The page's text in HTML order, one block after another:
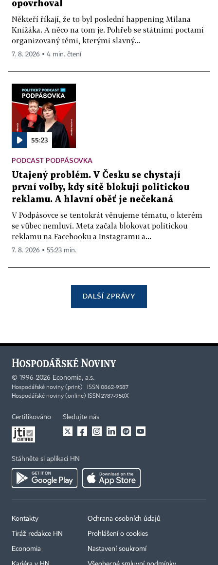
opovrhoval
Někteří říkají, že to byl poslední happening Milana
Knížáka. A něco na tom je. Pohřeb se státními poctami
organizovaný těmi, kterými slavný...
7. 8. 2026 ▪ 4 min. čtení
55:23
PODCAST PODPÁSOVKA
Utajený problém. V Česku se chystají
první volby, kdy sítě blokují politickou
reklamu. A hlavní oběť je nečekaná
V Podpásovce se tentokrát věnujeme tématu, o kterém
se vůbec nemluví. Meta začala blokovat politickou
reklamu na Facebooku a Instagramu a...
7. 8. 2026 ▪ 55:23 min.
DALŠÍ ZPRÁVY
© 1996-2026 Economia, a.s.
Hospodářské noviny (print) ISSN 0862-9587
Hospodářské noviny (online) ISSN 2787-950X
Certifikováno Sledujte nás
Stáhněte si aplikaci HN
Kontakty
Tiráž redakce HN
Economia
Ochrana osobních údajů
Prohlášení o cookies
Nastavení soukromí